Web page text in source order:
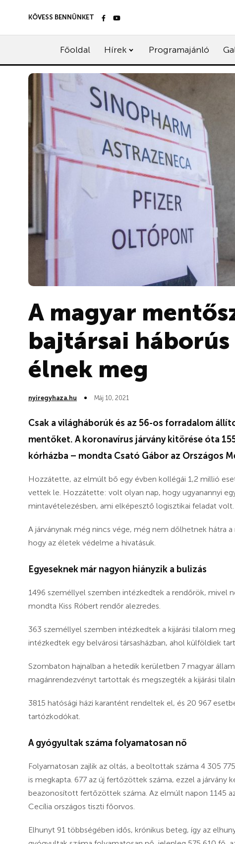
KÖVESS BENNÜNKET
Főoldal Hírek Programajánló
A magyar
bajtársai
élnek meg
nyiregyhaza.hu Máj 10, 2021
Csak a világháborúk és az 56-os forradalom
mentőket. A koronavírus járvány kitörése óta
kórházba – mondta Csató Gábor az Országos
Hozzátette, az elmúlt bő egy évben kollégái 1,2 millió
vettek le. Hozzátette: volt olyan nap, hogy ugyanannyi
mintavételezésben, ami elképesztő logisztikai feladat volt.
A járványnak még nincs vége, még nem dőlhetnek hátra
hogy az életek védelme a hivatásuk.
Egyeseknek már nagyon hiányzik a bulizás
1496 személlyel szemben intézkedtek a rendőrök, mivel
mondta Kiss Róbert rendőr alezredes.
363 személlyel szemben intézkedtek a kijárási tilalom
intézkedtek egy belvárosi társasházban, ahol külföldiek
Szombaton hajnalban a hetedik kerületben 7 magyar
magánrendezvényt tartottak és megszegték a kijárási
3815 hatósági házi karantént rendeltek el, és 20 967
tartózkodókat.
A gyógyultak száma folyamatosan nő
Folyamatosan zajlik az oltás, a beoltottak száma 4 305
is megkapta. 677 az új fertőzöttek száma, ezzel a járvány
beazonosított fertőzöttek száma. Az elmúlt napon 1145
Cecília országos tiszti főorvos.
Elhunyt 91 többségében idős, krónikus beteg, így az